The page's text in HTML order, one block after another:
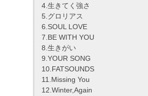
4.生きてく強さ
5.グロリアス
6.SOUL LOVE
7.BE WITH YOU
8.生きがい
9.YOUR SONG
10.FATSOUNDS
11.Missing You
12.Winter,Again